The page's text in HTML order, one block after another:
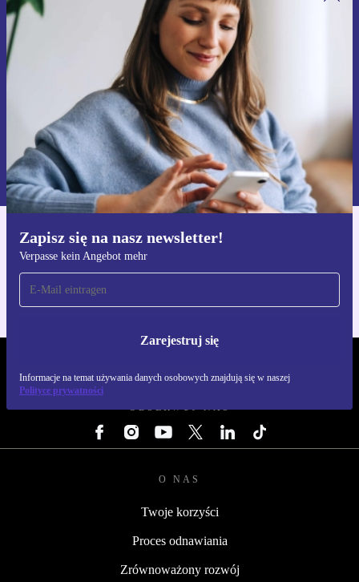
Zapisz się na nasz newsletter!
Verpasse kein Angebot mehr
Zarejestruj się
Informacje na temat używania danych osobowych znajdują się w naszej
Polityce prywatności
Zapisz się na nasz newsletter!
Nie przegap żadnej oferty.
Zarejestruj się
Informacje na temat używania danych osobowych znajdują się w
naszej
Polityce prywatności
Pobierz aplikację refurbed
Dla iOS i Android
OBSERWUJ NAS
O NAS
Twoje korzyści
Proces odnawiania
Zrównoważony rozwój